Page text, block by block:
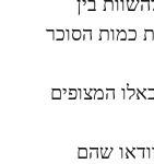
כמות הסוכר
המצופים
שהם